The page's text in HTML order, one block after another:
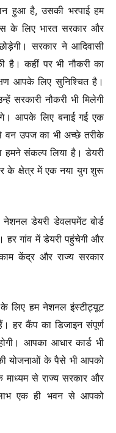
हुआ है, उसकी भरपाई हम
के लिए भारत सरकार और
सरकार ने आदिवासी
है। कहीं पर भी नौकरी का
आपके लिए सुनिश्चित है।
सरकारी नौकरी भी मिलेगी
आपके लिए बनाई गई एक
वन उपज का भी अच्छे तरीके
हमने संकल्प लिया है। डेयरी
के क्षेत्र में एक नया युग शुरू
डेयरी डेवलपमेंट बोर्ड
हर गांव में डेयरी पहुंचेगी और
केंद्र और राज्य सरकार
लिए हम नेशनल इंस्टीट्यूट
हर कैंप का डिजाइन संपूर्ण
आपका आधार कार्ड भी
योजनाओं के पैसे भी आपको
माध्यम से राज्य सरकार और
एक ही भवन से आपको